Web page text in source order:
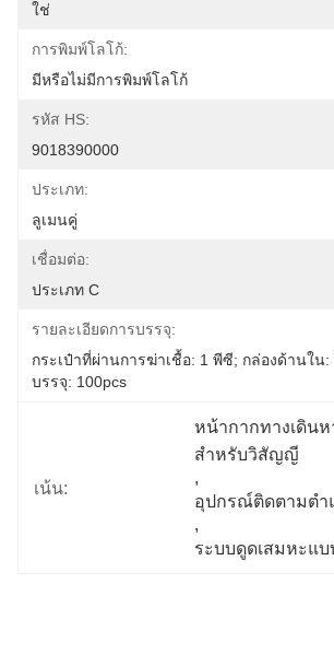
ใช่
การพิมพ์โลโก้:
มีหรือไม่มีการพิมพ์โลโก้
รหัส HS:
9018390000
ประเภท:
ลูเมนคู่
เชื่อมต่อ:
ประเภท C
รายละเอียดการบรรจุ:
กระเป๋าที่ผ่านการฆ่าเชื้อ: 1 พีซี; กล่องด้านใน
บรรจุ: 100pcs
เน้น:
หน้ากากทางเดิน
สำหรับวิสัญญี
,
อุปกรณ์ติดตามตำ
,
ระบบดูดเสมหะแ